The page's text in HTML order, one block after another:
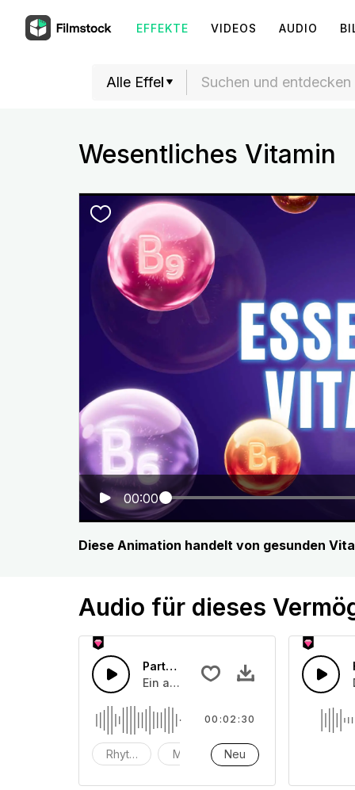
EFFEKTE VIDEOS AUDIO
Wesentliches Vitamin
00:00
Diese Animation handelt von gesunden
Audio für dieses
Party ohne Ende
Ein angenehmes Uptempo-Popstück
Rhytmen Musik instrumental
00:02:30
Neu